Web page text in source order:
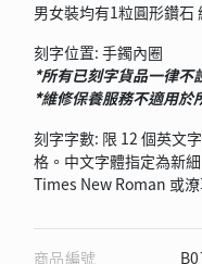
男女裝均有1粒圓形鑽石
刻字位置: 手鐲內圈
*所有已刻字貨品一律不
*維修保養服務不適用於
刻字字數: 限 12 個英文
格。中文字體指定為新
Times New Roman 或
商品編號